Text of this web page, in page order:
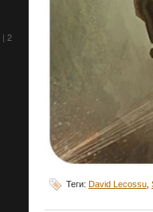
| 2
Теги: David Lecossu